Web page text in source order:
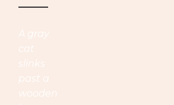
A gray
cat
slinks
past a
wooden